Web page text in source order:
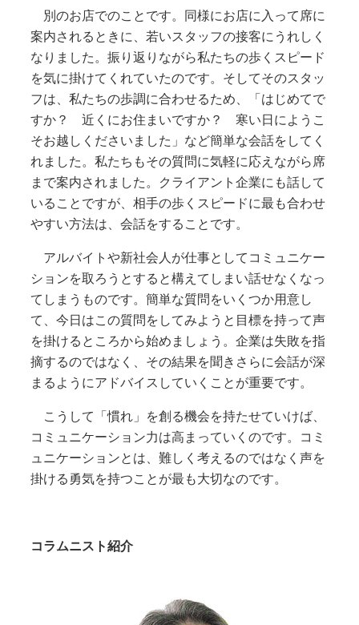
別のお店でのことです。同様にお店に入って席に
案内されるときに、若いスタッフの接客にうれしく
なりました。振り返りながら私たちの歩くスピード
を気に掛けてくれていたのです。そしてそのスタッ
フは、私たちの歩調に合わせるため、「はじめてで
すか？ 近くにお住まいですか？ 寒い日にようこ
そお越しくださいました」など簡単な会話をしてく
れました。私たちもその質問に気軽に応えながら席
まで案内されました。クライアント企業にも話して
いることですが、相手の歩くスピードに最も合わせ
やすい方法は、会話をすることです。
アルバイトや新社会人が仕事としてコミュニケー
ションを取ろうとすると構えてしまい話せなくなっ
てしまうものです。簡単な質問をいくつか用意し
て、今日はこの質問をしてみようと目標を持って声
を掛けるところから始めましょう。企業は失敗を指
摘するのではなく、その結果を聞きさらに会話が深
まるようにアドバイスしていくことが重要です。
こうして「慣れ」を創る機会を持たせていけば、
コミュニケーション力は高まっていくのです。コミ
ュニケーションとは、難しく考えるのではなく声を
掛ける勇気を持つことが最も大切なのです。
コラムニスト紹介